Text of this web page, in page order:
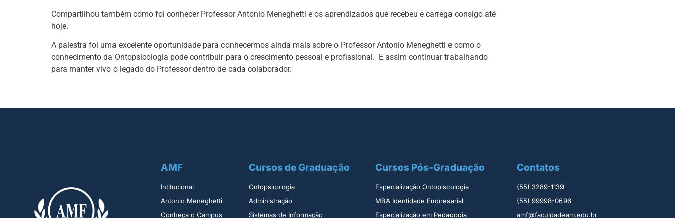
Compartilhou também como foi conhecer Professor Antonio Meneghetti e os aprendizados que recebeu e carrega consigo até
hoje.
A palestra foi uma excelente oportunidade para conhecermos ainda mais sobre o Professor Antonio Meneghetti e como o
conhecimento da Ontopsicologia pode contribuir para o crescimento pessoal e profissional. E assim continuar trabalhando
para manter vivo o legado do Professor dentro de cada colaborador.
AMF
Intitucional
Antonio Meneghetti
Conheça o Campus
Cursos de Graduação
Ontopsicologia ​
Administração​
Sistemas de Informação​
Cursos Pós-Graduação
Especialização Ontopiscologia ​
MBA Identidade Empresarial​
Especialização em Pedagogia
Contatos
(55) 3289-1139
(55) 99998-0696
amf@faculdadeam.edu.br